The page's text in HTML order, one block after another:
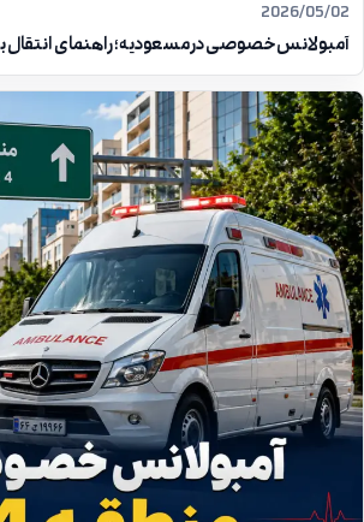
2026/05/02
آمبولانس خصوصی در مسعودیه؛ راهنمای انتقال